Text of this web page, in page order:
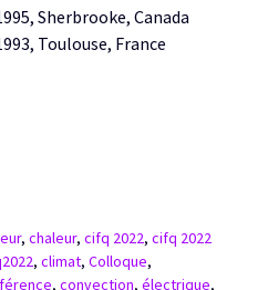
Sherbrooke, Canada
Toulouse, France
, chaleur, cifq 2022, cifq 2022
, climat, Colloque,
, convection, électrique,